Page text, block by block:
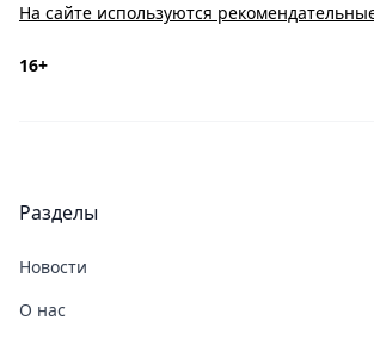
На сайте используются
16+
Разделы
Новости
О нас